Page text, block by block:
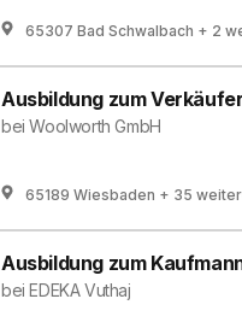
65307 Bad Schwalbach + 2
Ausbildung zum
beiWoolworth GmbH
65189 Wiesbaden + 35
Ausbildung zum
beiEDEKA Vuthaj